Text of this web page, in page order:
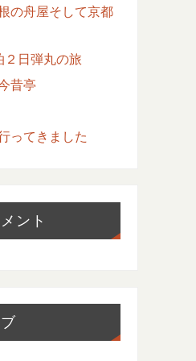
の舟屋そして京都
日弾丸の旅
昔亭
ってきました
ント